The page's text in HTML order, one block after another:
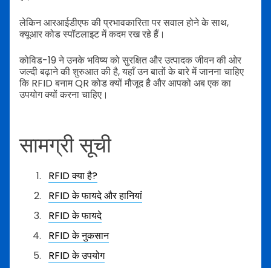
लेकिन आरआईडीएफ की प्रभावकारिता पर सवाल होने के साथ,
क्यूआर कोड स्पॉटलाइट में कदम रख रहे हैं।
कोविड-19 ने उनके भविष्य को सुरक्षित और उत्पादक जीवन की ओर
जल्दी बढ़ाने की शुरुआत की है, यहाँ उन बातों के बारे में जानना चाहिए
कि RFID बनाम QR कोड क्यों मौजूद है और आपको अब एक का
उपयोग क्यों करना चाहिए।
सामग्री सूची
RFID क्या है?
RFID के फायदे और हानियां
RFID के फायदे
RFID के नुकसान
RFID के उपयोग